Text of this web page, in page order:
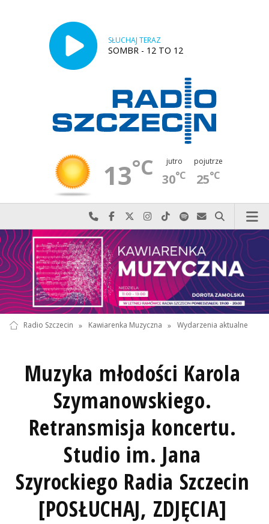
SŁUCHAJ TERAZ
SOMBR - 12 TO 12
13°C jutro
30°C
pojutrze
25°C
Najlepiej po prostu do nas zadzwoń
Odwiedź nas na Facebook-u
Odwiedź nas na X
Odwiedź nas na Instagram-ie
Odwiedź nas na TikTok-u
Szukaj nas na Spotify
Wyślij do nas
Szukaj
Radio Szczecin » Kawiarenka Muzyczna » Wydarzenia aktualne
Muzyka młodości Karola
Szymanowskiego.
Retransmisja koncertu.
Studio im. Jana
Szyrockiego Radia Szczecin
[POSŁUCHAJ, ZDJĘCIA]